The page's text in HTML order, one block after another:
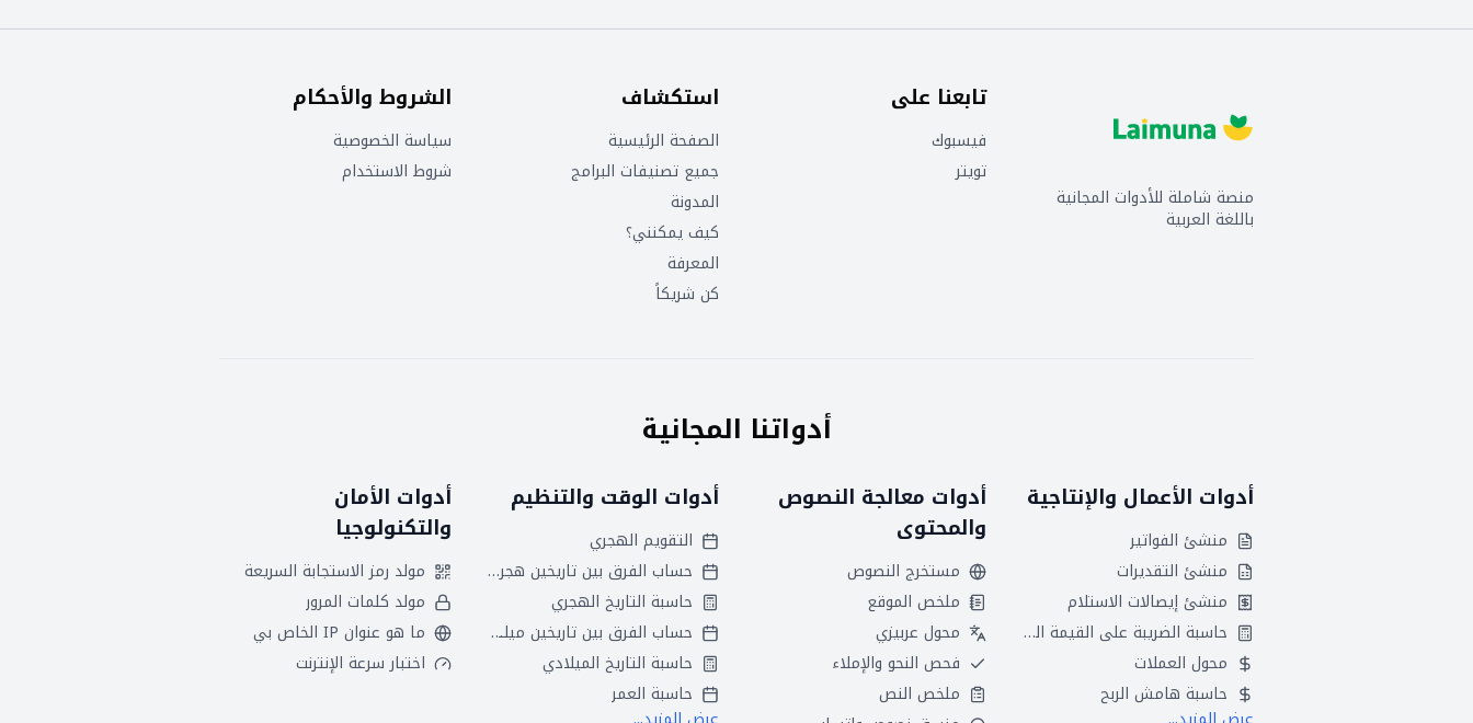
منصة شاملة للأدوات المجانية
باللغة العربية
تابعنا على
فيسبوك
تويتر
استكشاف
الصفحة الرئيسية
جميع تصنيفات البرامج
المدونة
كيف يمكنني؟
المعرفة
كن شريكاً
الشروط والأحكام
سياسة الخصوصية
شروط الاستخدام
أدواتنا المجانية
أدوات الأعمال والإنتاجية
منشئ الفواتير
منشئ التقديرات
منشئ إيصالات الاستلام
حاسبة الضريبة على القيمة المضافة
محول العملات
حاسبة هامش الربح
أدوات معالجة النصوص
والمحتوى
مستخرج النصوص
ملخص الموقع
محول عربيزي
فحص النحو والإملاء
ملخص النص
أدوات الوقت والتنظيم
التقويم الهجري
حساب الفرق بين تاريخين هجريين
حاسبة التاريخ الهجري
حساب الفرق بين تاريخين ميلاديين
حاسبة التاريخ الميلادي
حاسبة العمر
أدوات الأمان
والتكنولوجيا
مولد رمز الاستجابة السريعة
مولد كلمات المرور
ما هو عنوان IP الخاص بي
اختبار سرعة الإنترنت